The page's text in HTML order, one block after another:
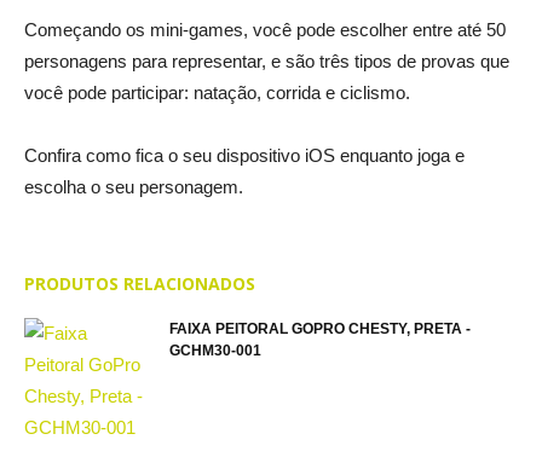
Começando os mini-games, você pode escolher entre até 50
personagens para representar, e são três tipos de provas que
você pode participar: natação, corrida e ciclismo.
Confira como fica o seu dispositivo iOS enquanto joga e
escolha o seu personagem.
PRODUTOS RELACIONADOS
FAIXA PEITORAL GOPRO CHESTY, PRETA -
GCHM30-001